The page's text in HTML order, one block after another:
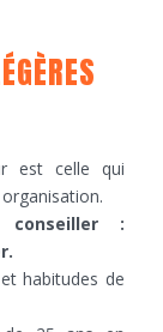
est celle qui
:
habitudes de